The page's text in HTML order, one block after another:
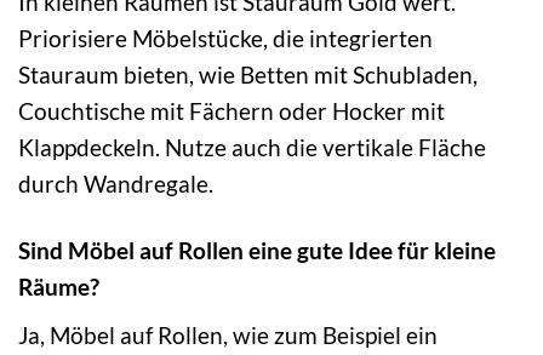
Priorisiere Möbelstücke, die integrierten
Stauraum bieten, wie Betten mit Schubladen,
Couchtische mit Fächern oder Hocker mit
Klappdeckeln. Nutze auch die vertikale Fläche
durch Wandregale.
Sind Möbel auf Rollen eine gute Idee für kleine
Räume?
Ja, Möbel auf Rollen, wie zum Beispiel ein